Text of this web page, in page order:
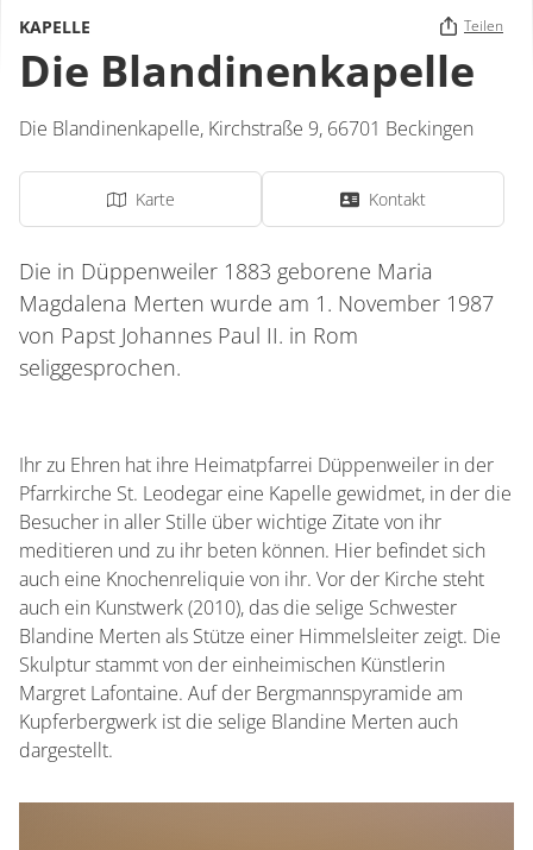
KAPELLE Teilen
Die Blandinenkapelle
Die Blandinenkapelle, Kirchstraße 9, 66701 Beckingen
Karte Kontakt
Die in Düppenweiler 1883 geborene Maria
Magdalena Merten wurde am 1. November 1987
von Papst Johannes Paul II. in Rom
seliggesprochen.
Ihr zu Ehren hat ihre Heimatpfarrei Düppenweiler in der
Pfarrkirche St. Leodegar eine Kapelle gewidmet, in der die
Besucher in aller Stille über wichtige Zitate von ihr
meditieren und zu ihr beten können. Hier befindet sich
auch eine Knochenreliquie von ihr. Vor der Kirche steht
auch ein Kunstwerk (2010), das die selige Schwester
Blandine Merten als Stütze einer Himmelsleiter zeigt. Die
Skulptur stammt von der einheimischen Künstlerin
Margret Lafontaine. Auf der Bergmannspyramide am
Kupferbergwerk ist die selige Blandine Merten auch
dargestellt.